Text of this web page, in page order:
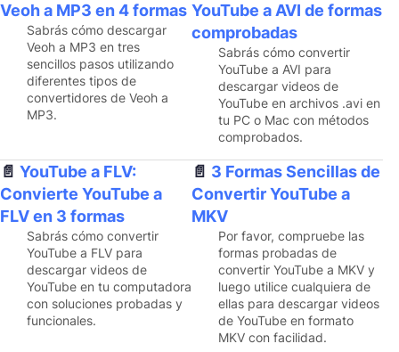
Veoh a MP3 en 4 formas
Sabrás cómo descargar
Veoh a MP3 en tres
sencillos pasos utilizando
diferentes tipos de
convertidores de Veoh a
MP3.
YouTube a AVI de formas
comprobadas
Sabrás cómo convertir
YouTube a AVI para
descargar videos de
YouTube en archivos .avi en
tu PC o Mac con métodos
comprobados.
YouTube a FLV:
Convierte YouTube a
FLV en 3 formas
Sabrás cómo convertir
YouTube a FLV para
descargar videos de
YouTube en tu computadora
con soluciones probadas y
funcionales.
3 Formas Sencillas de
Convertir YouTube a
MKV
Por favor, compruebe las
formas probadas de
convertir YouTube a MKV y
luego utilice cualquiera de
ellas para descargar videos
de YouTube en formato
MKV con facilidad.